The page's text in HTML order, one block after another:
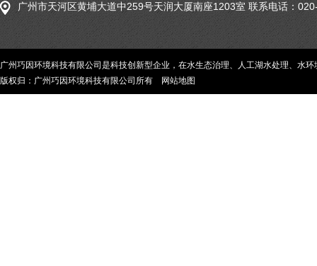
广州市天河区黄埔大道中259号天润大厦南座1203室 联系电话：
广州巧因环境科技有限公司是科技创新型企业，在水生态治理、人工湖水处理、水
版权归：广州巧因环境科技有限公司所有
网站地图